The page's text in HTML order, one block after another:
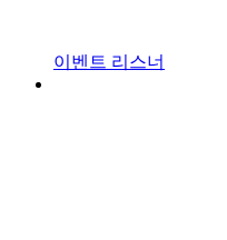
이벤트 리스너